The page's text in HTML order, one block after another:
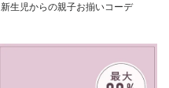
新生児からの親子お揃いコーデ